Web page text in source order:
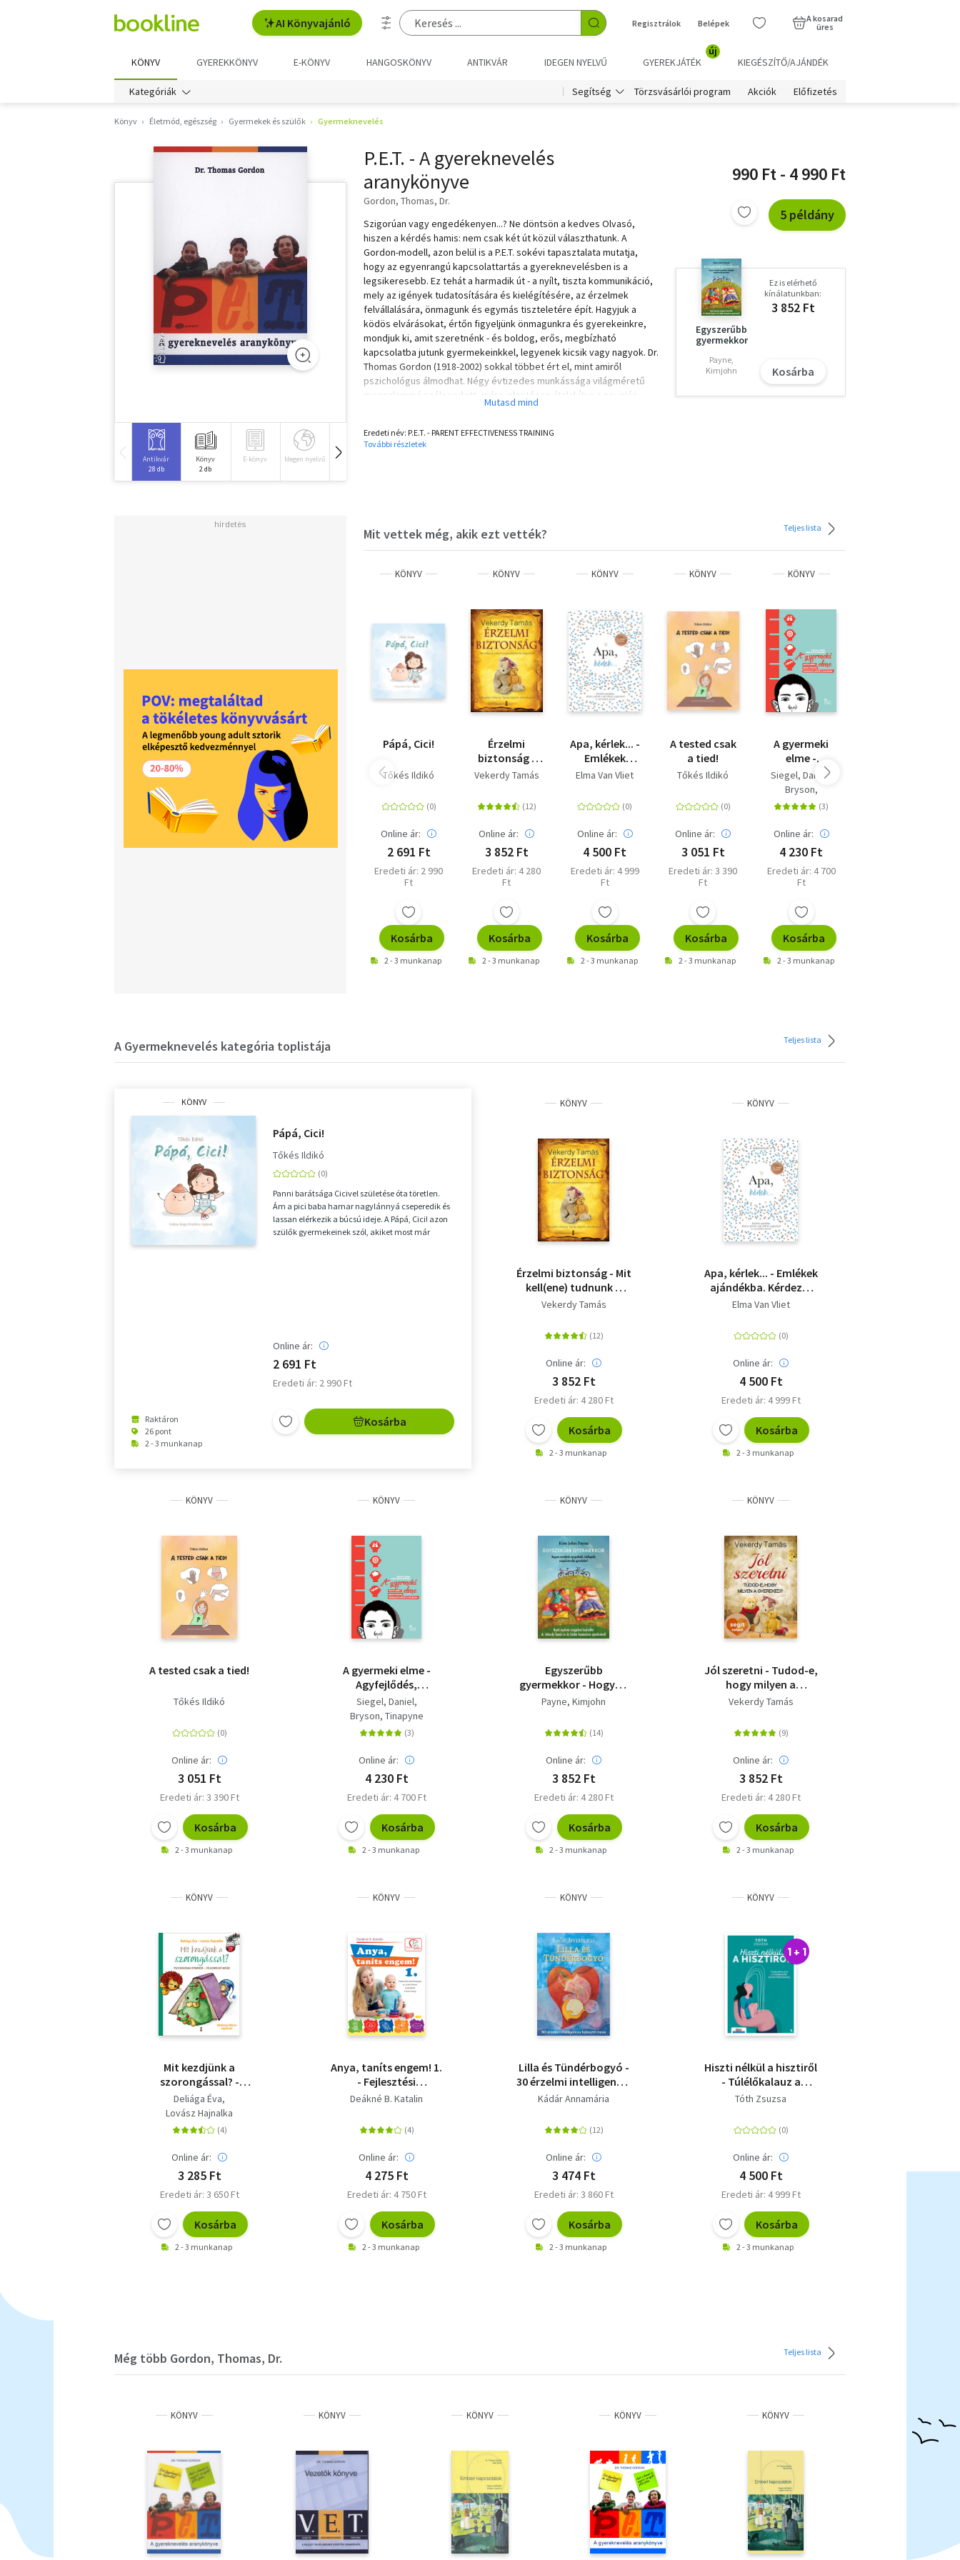
AI Könyvajánló Regisztrálok Belépek
A kosarad
üres
KÖNYV GYEREKKÖNYV E-KÖNYV HANGOSKÖNYV ANTIKVÁR IDEGEN NYELVŰ GYEREKJÁTÉK
új
KIEGÉSZÍTŐ/AJÁNDÉK
Kategóriák Segítség Törzsvásárlói program Akciók Előfizetés
Könyv Életmód, egészség Gyermekek és szülők Gyermeknevelés
Antikvár
28 db
Könyv
2 db
E-könyv Idegen nyelvű Hangoskönyv
P.E.T. - A gyereknevelés
aranykönyve
Gordon, Thomas, Dr.
Szigorúan vagy engedékenyen...? Ne döntsön a kedves Olvasó,
hiszen a kérdés hamis: nem csak két út közül választhatunk. A
Gordon-modell, azon belül is a P.E.T. sokévi tapasztalata mutatja,
hogy az egyenrangú kapcsolattartás a gyereknevelésben is a
legsikeresebb. Ez tehát a harmadik út - a nyílt, tiszta kommunikáció,
mely az igények tudatosítására és kielégítésére, az érzelmek
felvállalására, önmagunk és egymás tiszteletére épít. Hagyjuk a
ködös elvárásokat, értőn figyeljünk önmagunkra és gyerekeinkre,
mondjuk ki, amit szeretnénk - és boldog, erős, megbízható
kapcsolatba jutunk gyermekeinkkel, legyenek kicsik vagy nagyok. Dr.
Thomas Gordon (1918-2002) sokkal többet ért el, mint amiről
pszichológus álmodhat. Négy évtizedes munkássága világméretű
mozgalommá szélesedett, mára jelentősen átalakítva a nevelés
szemléletét. Magyarországon közel félmillióan ismerik kapcsolati
könyvsorozatában. A társadalmi együttműködésre gyakorolt pozitív
Eredeti név: P.E.T. - PARENT EFFECTIVENESS TRAINING
További részletek
990 Ft - 4 990 Ft
5 példány
Egyszerűbb
gyermekkor
Payne,
Kimjohn
Ez is elérhető
kínálatunkban:
3 852 Ft
Kosárba
Mit vettek még, akik ezt vették? Teljes lista
KÖNYV
Pápá, Cici!
Tőkés Ildikó
Online ár:
2 691 Ft
Eredeti ár: 2 990
Ft
Kosárba
2 - 3 munkanap
KÖNYV
Érzelmi
biztonság -
Mit kell(ene)
gyerekekről és
magunkról?
Vekerdy Tamás
Online ár:
3 852 Ft
Eredeti ár: 4 280
Ft
Kosárba
2 - 3 munkanap
KÖNYV
Apa, kérlek... -
Emlékek
ajándékba.
felelek a régi
időkről,
napjainkról és
másról.
Elma Van Vliet
Online ár:
4 500 Ft
Eredeti ár: 4 999
Ft
Kosárba
2 - 3 munkanap
KÖNYV
A tested csak
a tied!
Tőkés Ildikó
Online ár:
3 051 Ft
Eredeti ár: 3 390
Ft
Kosárba
2 - 3 munkanap
KÖNYV
A gyermeki
elme -
Agyfejlődés,
konfliktusok,
támogató
stratégiák
Siegel, Daniel
Bryson,
Tinapyne
Online ár:
4 230 Ft
Eredeti ár: 4 700
Ft
Kosárba
2 - 3 munkanap
A Gyermeknevelés kategória toplistája Teljes lista
KÖNYV
Raktáron
26 pont
2 - 3 munkanap
Pápá, Cici!
Tőkés Ildikó
Panni barátsága Cicivel születése óta töretlen.
Ám a pici baba hamar nagylánnyá cseperedik és
lassan elérkezik a búcsú ideje. A Pápá, Cici! azon
szülők gyermekeinek szól, akiket most már
Online ár:
2 691 Ft
Eredeti ár: 2 990 Ft
Kosárba
KÖNYV
Érzelmi biztonság - Mit
kell(ene) tudnunk a
gyerekekről és
Vekerdy Tamás
Online ár:
3 852 Ft
Eredeti ár: 4 280 Ft
Kosárba
2 - 3 munkanap
KÖNYV
Apa, kérlek... - Emlékek
ajándékba. Kérdezz-
felelek a régi időkről,
minden másról.
Elma Van Vliet
Online ár:
4 500 Ft
Eredeti ár: 4 999 Ft
Kosárba
2 - 3 munkanap
KÖNYV
A tested csak a tied!
Tőkés Ildikó
Online ár:
3 051 Ft
Eredeti ár: 3 390 Ft
Kosárba
2 - 3 munkanap
KÖNYV
A gyermeki elme -
Agyfejlődés,
konfliktusok,
támogató szülői
stratégiák
Siegel, Daniel
Bryson, Tinapyne
Online ár:
4 230 Ft
Eredeti ár: 4 700 Ft
Kosárba
2 - 3 munkanap
KÖNYV
Egyszerűbb
gyermekkor - Hogyan
neveljünk
boldogabb,
magabiztosabb
gyerekeket?
Payne, Kimjohn
Online ár:
3 852 Ft
Eredeti ár: 4 280 Ft
Kosárba
2 - 3 munkanap
KÖNYV
Jól szeretni - Tudod-e,
hogy milyen a
gyereked?
Vekerdy Tamás
Online ár:
3 852 Ft
Eredeti ár: 4 280 Ft
Kosárba
2 - 3 munkanap
KÖNYV
Mit kezdjünk a
szorongással? -
Pszichológiai
útmutató +
félelemoldó mesék
Deliága Éva
Lovász Hajnalka
Online ár:
3 285 Ft
Eredeti ár: 3 650 Ft
Kosárba
2 - 3 munkanap
KÖNYV
Anya, taníts engem! 1.
- Fejlesztési
lehetőségek és
születéstől 3 éves
korig
Deákné B. Katalin
Online ár:
4 275 Ft
Eredeti ár: 4 750 Ft
Kosárba
2 - 3 munkanap
KÖNYV
Lilla és Tündérbogyó -
30 érzelmi intelligencia
fejlesztő mese
Kádár Annamária
Online ár:
3 474 Ft
Eredeti ár: 3 860 Ft
Kosárba
2 - 3 munkanap
KÖNYV
1 + 1
Hiszti nélkül a hisztiről
- Túlélőkalauz a
gyerekkori
Tóth Zsuzsa
Online ár:
4 500 Ft
Eredeti ár: 4 999 Ft
Kosárba
2 - 3 munkanap
Még több Gordon, Thomas, Dr. Teljes lista
KÖNYV KÖNYV KÖNYV KÖNYV KÖNYV KÖNYV